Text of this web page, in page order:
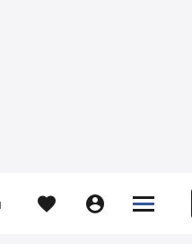
  

